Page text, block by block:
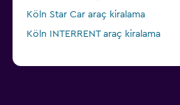
Köln Star Car araç kiralama
Köln INTERRENT araç kiralama